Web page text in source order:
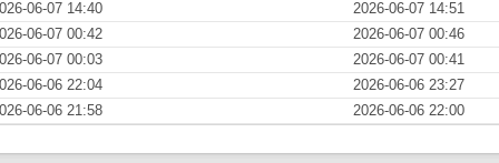
06-07 14:40
2026-06-07 14:51
06-07 00:42
2026-06-07 00:46
06-07 00:03
2026-06-07 00:41
06-06 22:04
2026-06-06 23:27
06-06 21:58
2026-06-06 22:00